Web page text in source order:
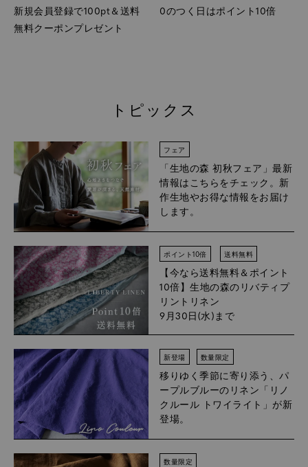
新規会員登録で100pt＆送料
無料クーポンプレゼント
0のつく日はポイント10倍
トピックス
フェア
「生地の森 初秋フェア」最新
情報はこちらをチェック。新
作生地やお得な情報をお届け
します。
ポイント10倍 送料無料
【今なら送料無料＆ポイント
10倍】生地の森のリバティプ
リントリネン
9月30日(水)まで
新登場 数量限定
移りゆく季節に寄り添う、パ
ープルブルーのリネン「リノ
クルール トワイライト」が新
登場。
数量限定